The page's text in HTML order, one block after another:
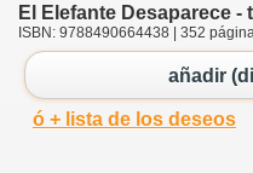
El Elefante Desaparece -
ISBN: 9788490664438 | 352
añadir
ó + lista de los deseos